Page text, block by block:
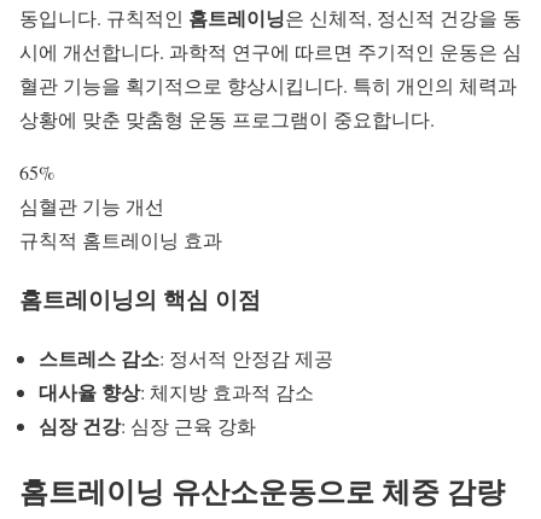
동입니다. 규칙적인 홈트레이닝은 신체적, 정신적 건강을 동
시에 개선합니다. 과학적 연구에 따르면 주기적인 운동은 심
혈관 기능을 획기적으로 향상시킵니다. 특히 개인의 체력과
상황에 맞춘 맞춤형 운동 프로그램이 중요합니다.
65%
심혈관 기능 개선
규칙적 홈트레이닝 효과
홈트레이닝의 핵심 이점
스트레스 감소: 정서적 안정감 제공
대사율 향상: 체지방 효과적 감소
심장 건강: 심장 근육 강화
홈트레이닝 유산소운동으로 체중 감량